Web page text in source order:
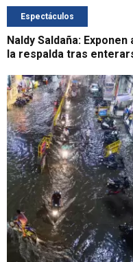
Espectáculos
Naldy Saldaña:
la respalda tras